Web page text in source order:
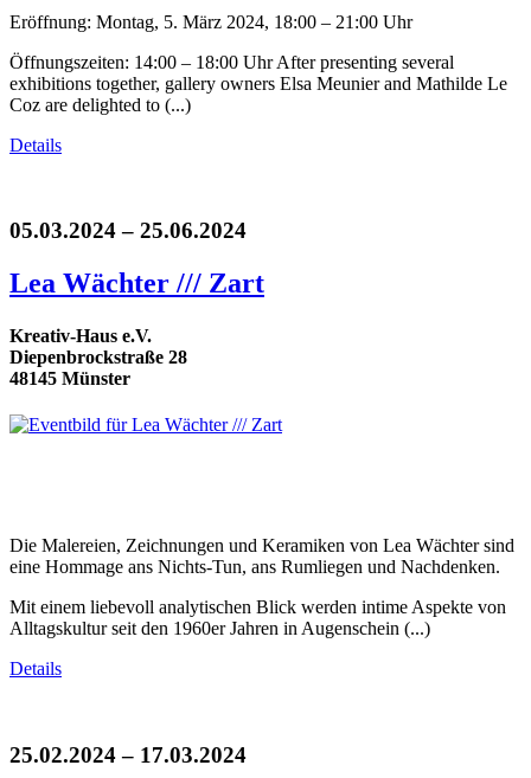
Eröffnung: Montag, 5. März 2024, 18:00 – 21:00 Uhr
Öffnungszeiten: 14:00 – 18:00 Uhr After presenting several
exhibitions together, gallery owners Elsa Meunier and Mathilde Le
Coz are delighted to (...)
Details
05.03.2024 – 25.06.2024
Lea Wächter /// Zart
Kreativ-Haus e.V.
Diepenbrockstraße 28
48145 Münster
Die Malereien, Zeichnungen und Keramiken von Lea Wächter sind
eine Hommage ans Nichts-Tun, ans Rumliegen und Nachdenken.
Mit einem liebevoll analytischen Blick werden intime Aspekte von
Alltagskultur seit den 1960er Jahren in Augenschein (...)
Details
25.02.2024 – 17.03.2024